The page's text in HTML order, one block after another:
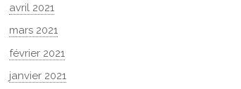
avril 2021
mars 2021
février 2021
janvier 2021